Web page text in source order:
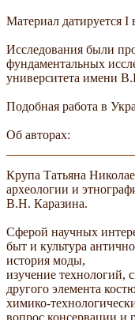
Материал датируется
Исследования были
фундаментальных
университета имени
Подобная работа в
Об авторах:
Крупа Татьяна
археологии и
В.Н. Каразина.
Сферой научных
быт и культура
история моды,
изучение технологий,
другого элемента
химико-
вопрос консервации и